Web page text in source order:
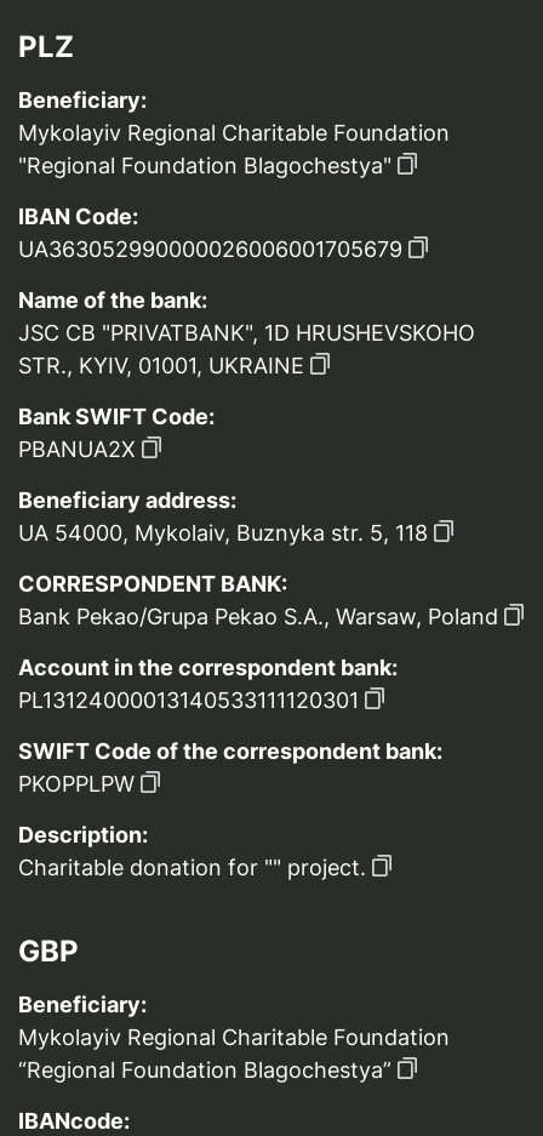
PLZ
Beneficiary:
Mykolayiv Regional Charitable Foundation
"Regional Foundation Blagochestya"
IBAN Code:
UA363052990000026006001705679
Name of the bank:
JSC CB "PRIVATBANK", 1D HRUSHEVSKOHO
STR., KYIV, 01001, UKRAINE
Bank SWIFT Code:
PBANUA2X
Beneficiary address:
UA 54000, Mykolaiv, Buznyka str. 5, 118
CORRESPONDENT BANK:
Bank Pekao/Grupa Pekao S.A., Warsaw, Poland
Account in the correspondent bank:
PL13124000013140533111120301
SWIFT Code of the correspondent bank:
PKOPPLPW
Description:
Charitable donation for "" project.
GBP
Beneficiary:
Mykolayiv Regional Charitable Foundation
“Regional Foundation Blagochestya”
IBANcode: